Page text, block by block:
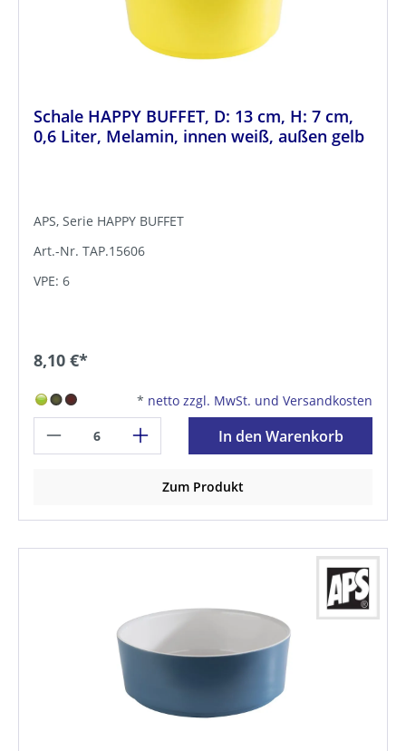
Schale HAPPY BUFFET, D: 13 cm, H: 7 cm,
0,6 Liter, Melamin, innen weiß, außen gelb
APS, Serie HAPPY BUFFET
Art.-Nr. TAP.15606
VPE: 6
8,10 €*
* netto zzgl. MwSt. und Versandkosten
In den Warenkorb
Zum Produkt